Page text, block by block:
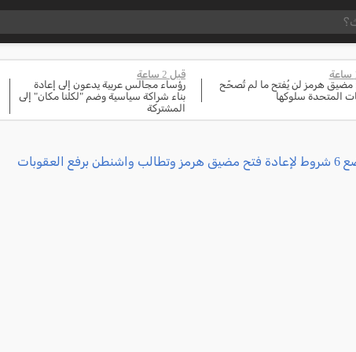
مضيق هرمز لن يُفتح ما لم تُصحّح
المتحدة سلوكها
قبل 2 ساعة
رؤساء مجالس عربية يدعون إلى إعادة
بناء شراكة سياسية وضم "لكلنا مكان" إلى
المشتركة